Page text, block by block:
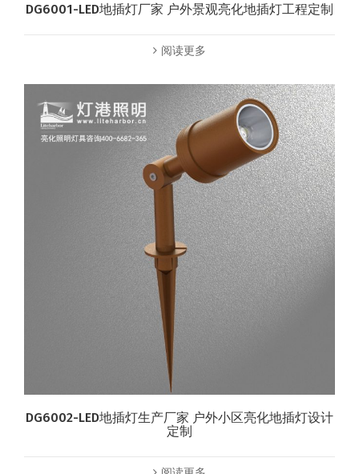
DG6001-LED地插灯厂家 户外景观亮化地插灯工程定制
阅读更多
DG6002-LED地插灯生产厂家 户外小区亮化地插灯设计
定制